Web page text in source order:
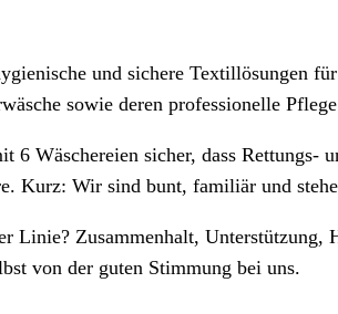
und sichere Textillösungen
sowie deren professionelle
6 Wäschereien sicher, dass
Kurz: Wir sind bunt, familiär und
Linie? Zusammenhalt,
von der guten Stimmung bei uns.